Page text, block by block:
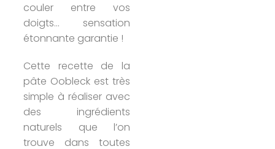
couler entre vos
doigts… sensation
étonnante garantie !
Cette recette de la
pâte Oobleck est très
simple à réaliser avec
des ingrédients
naturels que l’on
trouve dans toutes